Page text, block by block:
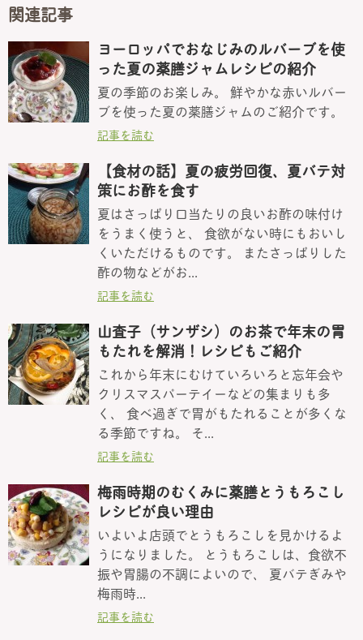
関連記事
ヨーロッパでおなじみのルバーブを使
った夏の薬膳ジャムレシピの紹介
夏の季節のお楽しみ。 鮮やかな赤いルバー
ブを使った夏の薬膳ジャムのご紹介です。
記事を読む
【食材の話】夏の疲労回復、夏バテ対
策にお酢を食す
夏はさっぱり口当たりの良いお酢の味付け
をうまく使うと、 食欲がない時にもおいし
くいただけるものです。 またさっぱりした
酢の物などがお...
記事を読む
山査子（サンザシ）のお茶で年末の胃
もたれを解消！レシピもご紹介
これから年末にむけていろいろと忘年会や
クリスマスパーテイーなどの集まりも多
く、 食べ過ぎで胃がもたれることが多くな
る季節ですね。 そ...
記事を読む
梅雨時期のむくみに薬膳とうもろこし
レシピが良い理由
いよいよ店頭でとうもろこしを見かけるよ
うになりました。 とうもろこしは、食欲不
振や胃腸の不調によいので、 夏バテぎみや
梅雨時...
記事を読む